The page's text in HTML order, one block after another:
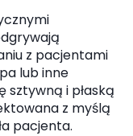
z pacjentami
lub inne
sztywną i płaską
z myślą
pacjenta.